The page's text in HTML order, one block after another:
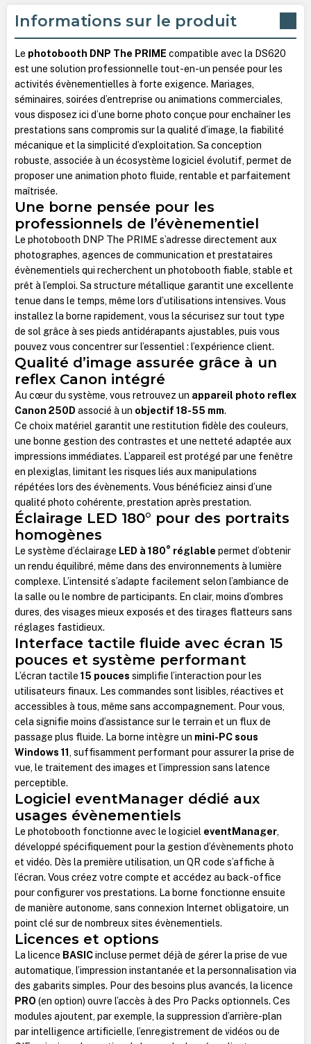
Informations sur le produit
Le photobooth DNP The PRIME compatible avec la DS620
est une solution professionnelle tout-en-un pensée pour les
activités évènementielles à forte exigence. Mariages,
séminaires, soirées d’entreprise ou animations commerciales,
vous disposez ici d’une borne photo conçue pour enchaîner les
prestations sans compromis sur la qualité d’image, la fiabilité
mécanique et la simplicité d’exploitation. Sa conception
robuste, associée à un écosystème logiciel évolutif, permet de
proposer une animation photo fluide, rentable et parfaitement
maîtrisée.
Une borne pensée pour les
professionnels de l’évènementiel
Le photobooth DNP The PRIME s’adresse directement aux
photographes, agences de communication et prestataires
évènementiels qui recherchent un photobooth fiable, stable et
prêt à l’emploi. Sa structure métallique garantit une excellente
tenue dans le temps, même lors d’utilisations intensives. Vous
installez la borne rapidement, vous la sécurisez sur tout type
de sol grâce à ses pieds antidérapants ajustables, puis vous
pouvez vous concentrer sur l’essentiel : l’expérience client.
Qualité d’image assurée grâce à un
reflex Canon intégré
Au cœur du système, vous retrouvez un appareil photo reflex
Canon 250D associé à un objectif 18-55 mm.
Ce choix matériel garantit une restitution fidèle des couleurs,
une bonne gestion des contrastes et une netteté adaptée aux
impressions immédiates. L’appareil est protégé par une fenêtre
en plexiglas, limitant les risques liés aux manipulations
répétées lors des évènements. Vous bénéficiez ainsi d’une
qualité photo cohérente, prestation après prestation.
Éclairage LED 180° pour des portraits
homogènes
Le système d’éclairage LED à 180° réglable permet d’obtenir
un rendu équilibré, même dans des environnements à lumière
complexe. L’intensité s’adapte facilement selon l’ambiance de
la salle ou le nombre de participants. En clair, moins d’ombres
dures, des visages mieux exposés et des tirages flatteurs sans
réglages fastidieux.
Interface tactile fluide avec écran 15
pouces et système performant
L’écran tactile 15 pouces simplifie l’interaction pour les
utilisateurs finaux. Les commandes sont lisibles, réactives et
accessibles à tous, même sans accompagnement. Pour vous,
cela signifie moins d’assistance sur le terrain et un flux de
passage plus fluide. La borne intègre un mini-PC sous
Windows 11 , suffisamment performant pour assurer la prise de
vue, le traitement des images et l’impression sans latence
perceptible.
Logiciel eventManager dédié aux
usages évènementiels
Le photobooth fonctionne avec le logiciel eventManager,
développé spécifiquement pour la gestion d’évènements photo
et vidéo. Dès la première utilisation, un QR code s’affiche à
l’écran. Vous créez votre compte et accédez au back-office
pour configurer vos prestations. La borne fonctionne ensuite
de manière autonome, sans connexion Internet obligatoire, un
point clé sur de nombreux sites évènementiels.
Licences et options
La licence BASICincluse permet déjà de gérer la prise de vue
automatique, l’impression instantanée et la personnalisation via
des gabarits simples. Pour des besoins plus avancés, la licence
PRO (en option) ouvre l’accès à des Pro Packs optionnels. Ces
modules ajoutent, par exemple, la suppression d’arrière-plan
par intelligence artificielle, l’enregistrement de vidéos ou de